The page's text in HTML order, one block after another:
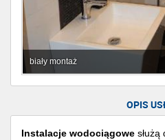
biały montaż
OPIS
Instalacje wodociągowe